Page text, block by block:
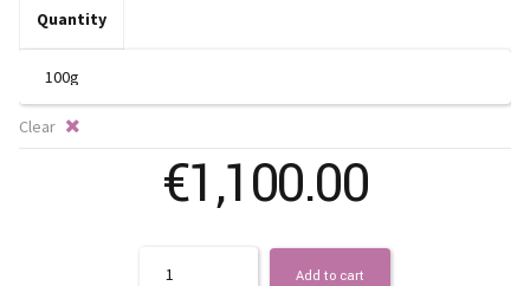
Quantity
Clear
€1,100.00
Add to cart